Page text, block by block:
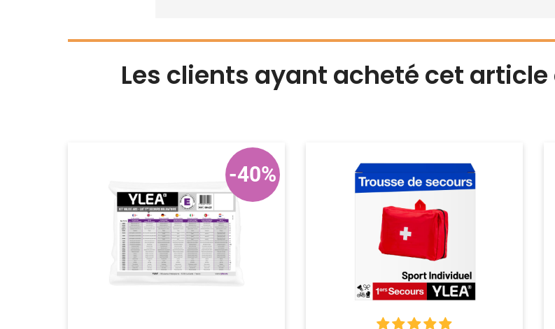
Les clients ayant acheté cet
-40%